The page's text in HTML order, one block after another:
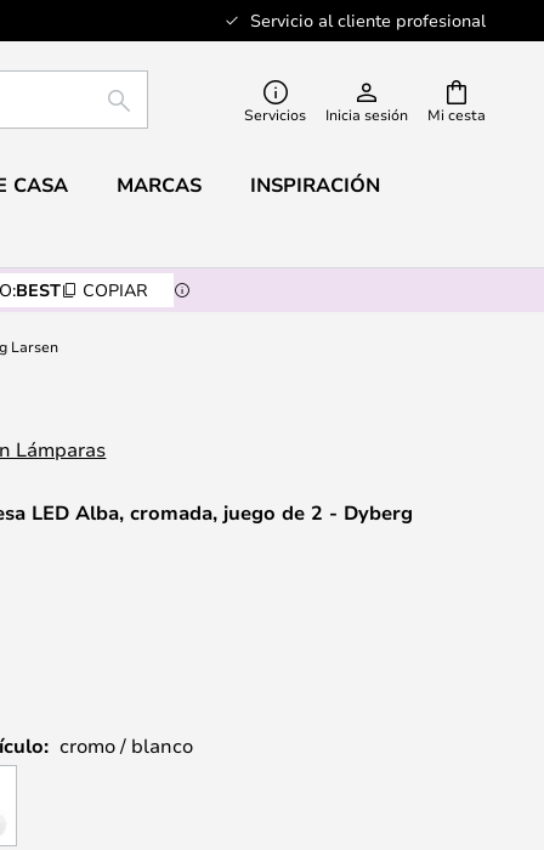
Servicio al cliente profesional
Mi cesta
BUSCAR Servicios Inicia sesión
CASA MARCAS INSPIRACIÓN
BEST COPIAR
Larsen
LED Alba, cromada, juego de 2 - Dyberg
cromo / blanco